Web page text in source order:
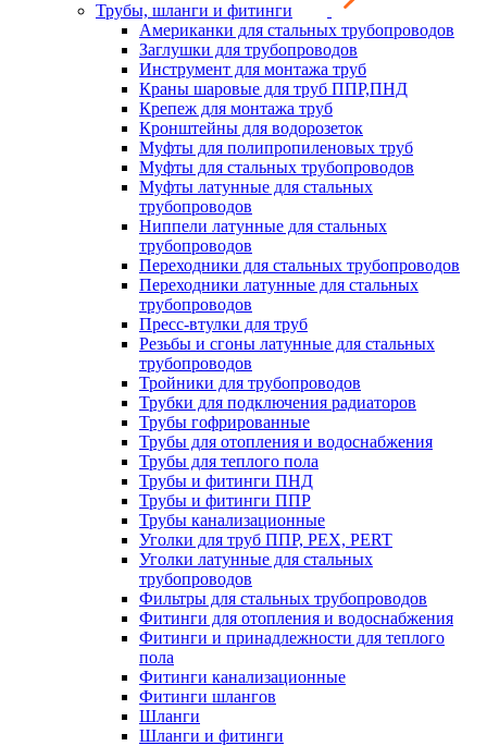
Трубы, шланги и фитинги
Американки для стальных трубопроводов
Заглушки для трубопроводов
Инструмент для монтажа труб
Краны шаровые для труб ППР,ПНД
Крепеж для монтажа труб
Кронштейны для водорозеток
Муфты для полипропиленовых труб
Муфты для стальных трубопроводов
Муфты латунные для стальных
трубопроводов
Ниппели латунные для стальных
трубопроводов
Переходники для стальных трубопроводов
Переходники латунные для стальных
трубопроводов
Пресс-втулки для труб
Резьбы и сгоны латунные для стальных
трубопроводов
Тройники для трубопроводов
Трубки для подключения радиаторов
Трубы гофрированные
Трубы для отопления и водоснабжения
Трубы для теплого пола
Трубы и фитинги ПНД
Трубы и фитинги ППР
Трубы канализационные
Уголки для труб ППР, PEX, PERT
Уголки латунные для стальных
трубопроводов
Фильтры для стальных трубопроводов
Фитинги для отопления и водоснабжения
Фитинги и принадлежности для теплого
пола
Фитинги канализационные
Фитинги шлангов
Шланги
Шланги и фитинги